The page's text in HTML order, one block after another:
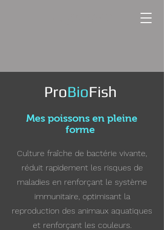
ProBioFish
Mes poissons en pleine
forme
Culture fraîche de bactérie vivante,
réduit rapidement les risques de
maladies en renforçant le système
immunitaire, optimisant la
reproduction des animaux aquatiques
et renforçant les couleurs.